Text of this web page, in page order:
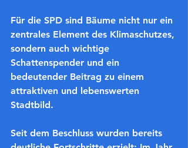
Für die SPD sind Bäume nicht nur ein
zentrales Element des Klimaschutzes,
sondern auch wichtige
Schattenspender und ein
bedeutender Beitrag zu einem
attraktiven und lebenswerten
Stadtbild.
Seit dem Beschluss wurden bereits